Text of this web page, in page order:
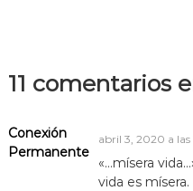
v
e
g
11 comentarios
Conexión
Permanente
abril 3, 2020 a las
«…mísera
vida es